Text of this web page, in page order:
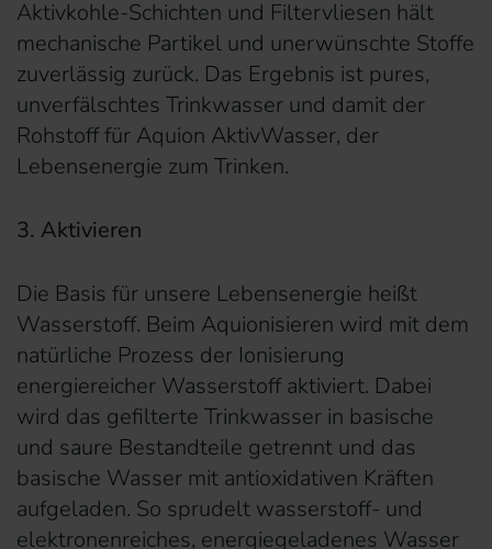
Aktivkohle-Schichten und Filtervliesen hält
mechanische Partikel und unerwünschte Stoffe
zuverlässig zurück. Das Ergebnis ist pures,
unverfälschtes Trinkwasser und damit der
Rohstoff für Aquion AktivWasser, der
Lebensenergie zum Trinken.
3. Aktivieren
Die Basis für unsere Lebensenergie heißt
Wasserstoff. Beim Aquionisieren wird mit dem
natürliche Prozess der Ionisierung
energiereicher Wasserstoff aktiviert. Dabei
wird das gefilterte Trinkwasser in basische
und saure Bestandteile getrennt und das
basische Wasser mit antioxidativen Kräften
aufgeladen. So sprudelt wasserstoff- und
elektronenreiches, energiegeladenes Wasser